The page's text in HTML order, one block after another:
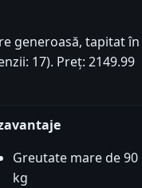
generoasă, tapitat în
17). Preț: 2149.99
Greutate mare de 90
kg